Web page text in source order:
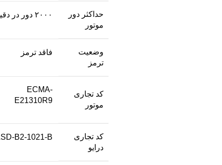
حداکثر دور
موتور
۲۰۰۰ دور در دقیقه
وضعیت
ترمز
فاقد ترمز
کد تجاری
موتور
ECMA-
E21310R9
کد تجاری
درایو
B2-1021-B